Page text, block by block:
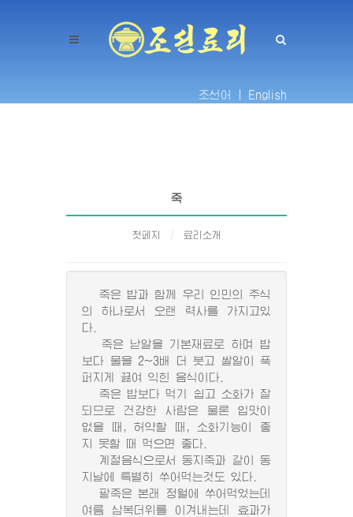
조선어 | English
죽
첫페지 료리소개
죽은 밥과 함께 우리 인민의 주식
의 하나로서 오랜 력사를 가지고있
다.
죽은 낟알을 기본재료로 하며 밥
보다 물을 2~3배 더 붓고 쌀알이 푹
퍼지게 끓여 익힌 음식이다.
죽은 밥보다 먹기 쉽고 소화가 잘
되므로 건강한 사람은 물론 입맛이
없을 때, 허약할 때, 소화기능이 좋
지 못할 때 먹으면 좋다.
계절음식으로서 동지죽과 같이 동
지날에 특별히 쑤어먹는것도 있다.
팥죽은 본래 정월에 쑤어먹었는데
여름 삼복더위를 이겨내는데 효과가